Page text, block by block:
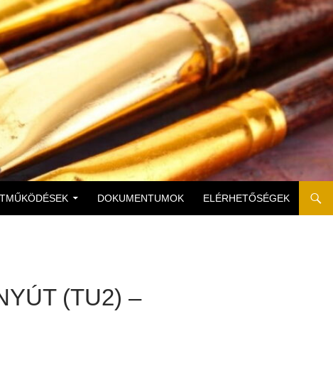
DOKUMENTUMOK ELÉRHETŐSÉGEK
(TU2) –